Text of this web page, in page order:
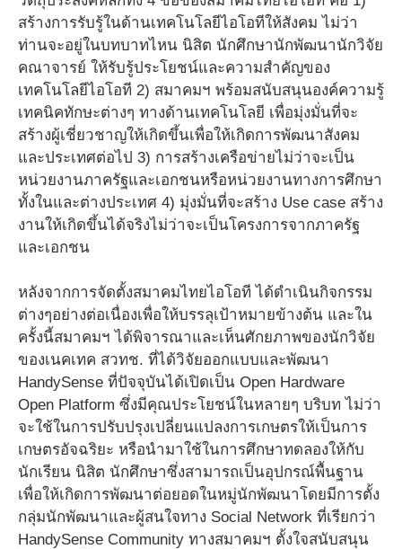
สร้างการรับรู้ในด้านเทคโนโลยีไอโอทีให้สังคม ไม่ว่า
ท่านจะอยู่ในบทบาทไหน นิสิต นักศึกษานักพัฒนานักวิจัย
คณาจารย์ ให้รับรู้ประโยชน์และความสำคัญของ
เทคโนโลยีไอโอที 2) สมาคมฯ พร้อมสนับสนุนองค์ความรู้
เทคนิคทักษะต่างๆ ทางด้านเทคโนโลยี เพื่อมุ่งมั่นที่จะ
สร้างผู้เชี่ยวชาญให้เกิดขึ้นเพื่อให้เกิดการพัฒนาสังคม
และประเทศต่อไป 3) การสร้างเครือข่ายไม่ว่าจะเป็น
หน่วยงานภาครัฐและเอกชนหรือหน่วยงานทางการศึกษา
ทั้งในและต่างประเทศ 4) มุ่งมั่นที่จะสร้าง Use case สร้าง
งานให้เกิดขึ้นได้จริงไม่ว่าจะเป็นโครงการจากภาครัฐ
และเอกชน
หลังจากการจัดตั้งสมาคมไทยไอโอที ได้ดำเนินกิจกรรม
ต่างๆอย่างต่อเนื่องเพื่อให้บรรลุเป้าหมายข้างต้น และใน
ครั้งนี้สมาคมฯ ได้พิจารณาและเห็นศักยภาพของนักวิจัย
ของเนคเทค สวทช. ที่ได้วิจัยออกแบบและพัฒนา
HandySense ที่ปัจจุบันได้เปิดเป็น Open Hardware
Open Platform ซึ่งมีคุณประโยชน์ในหลายๆ บริบท ไม่ว่า
จะใช้ในการปรับปรุงเปลี่ยนแปลงการเกษตรให้เป็นการ
เกษตรอัจฉริยะ หรือนำมาใช้ในการศึกษาทดลองให้กับ
นักเรียน นิสิต นักศึกษาซึ่งสามารถเป็นอุปกรณ์พื้นฐาน
เพื่อให้เกิดการพัฒนาต่อยอดในหมู่นักพัฒนาโดยมีการตั้ง
กลุ่มนักพัฒนาและผู้สนใจทาง Social Network ที่เรียกว่า
HandySense Community ทางสมาคมฯ ตั้งใจสนับสนุน